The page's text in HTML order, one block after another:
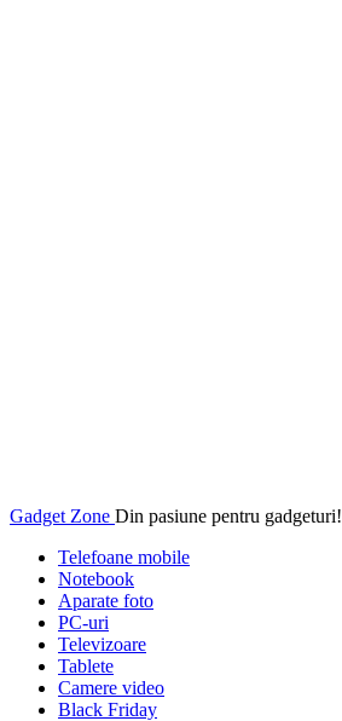
Gadget Zone Din pasiune pentru gadgeturi!
Telefoane mobile
Notebook
Aparate foto
PC-uri
Televizoare
Tablete
Camere video
Black Friday